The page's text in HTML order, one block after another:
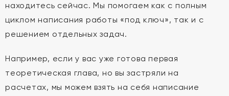
находитесь сейчас. Мы помогаем как с полным
циклом написания работы «под ключ», так и с
решением отдельных задач.
Например, если у вас уже готова первая
теоретическая глава, но вы застряли на
расчетах, мы можем взять на себя написание